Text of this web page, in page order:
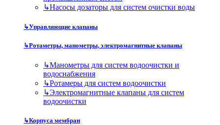
↳Насосы дозаторы для систем очистки воды
↳Управляющие клапаны
↳Ротаметры, манометры, электромагнитные клапаны
↳Манометры для систем водоочистки и
водоснабжения
↳Ротамеры для систем водоочистки
↳Электромагнитные клапаны для систем
водоочистки
↳Корпуса мембран